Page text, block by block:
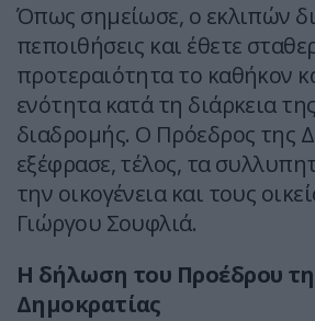
Όπως σημείωσε, ο εκλιπών
πεποιθήσεις και έθετε
προτεραιότητα το καθήκον
ενότητα κατά τη διάρκεια
διαδρομής. Ο Πρόεδρος της
εξέφρασε, τέλος, τα
την οικογένεια και τους
Γιώργου Σουφλιά.
Η δήλωση του Προέδρου
Δημοκρατίας